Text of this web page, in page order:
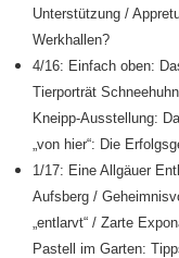
Unterstützung /
Werkhallen?
4/16: Einfach oben:
Tierporträt
Kneipp-Ausstellung:
„von hier“: Die
1/17: Eine Allgäuer
Aufsberg /
„entlarvt“ / Zarte
Pastell im Garten: